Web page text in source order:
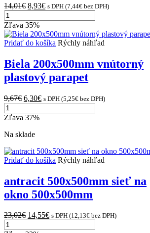
14,01€ Original
was:
14,01€.
8,93€Current
is:
8,93€.
s DPH (7,44€ bez DPH)
množstvo
Antracit
150x500mm
Vonkajší
hliníkový
Zľava 35%
Pridať do košíka Rýchly náhľad
Biela 200x500mm vnútorný
plastový parapet
9,67€ Original
was:
6,30€Current
is:
s DPH (5,25€ bez DPH)
množstvo
Biela
vnútorný
parapet
Zľava 37%
Na sklade
Pridať do košíka Rýchly náhľad
antracit 500x500mm sieť na
okno 500x500mm
23,02€ Original
14,55€Current
s DPH (12,13€ bez DPH)
množstvo